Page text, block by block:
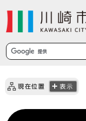
現在位置 表示